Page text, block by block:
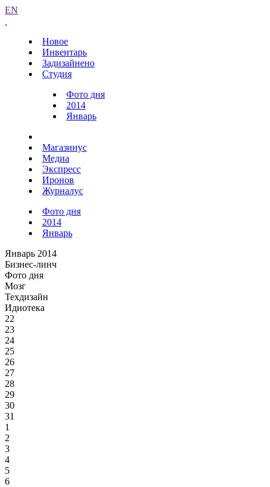
EN
Новое
Инвентарь
Задизайнено
Студия
Фото дня
2014
Январь
Магазинус
Медиа
Экспресс
Иронов
Журналус
Фото дня
2014
Январь
Январь 2014
Бизнес-линч
Фото дня
Мозг
Техдизайн
Идиотека
22
23
24
25
26
27
28
29
30
31
1
2
3
4
5
6